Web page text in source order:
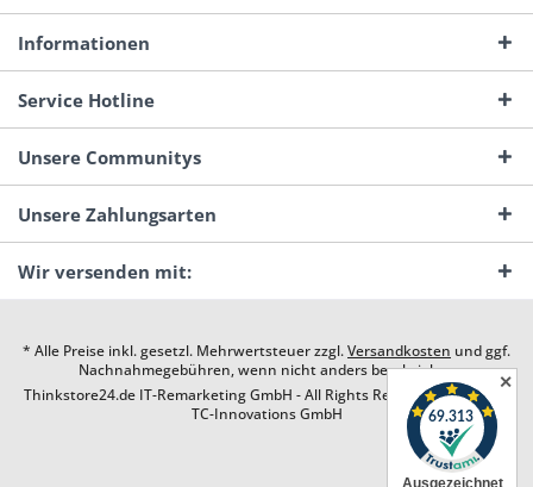
Informationen
Service Hotline
Unsere Communitys
Unsere Zahlungsarten
Wir versenden mit:
* Alle Preise inkl. gesetzl. Mehrwertsteuer zzgl.Versandkosten und ggf.
Nachnahmegebühren, wenn nicht anders beschrieben
Thinkstore24.de IT-Remarketing GmbH - All Rights Reserved. Design by
TC-Innovations GmbH
✕